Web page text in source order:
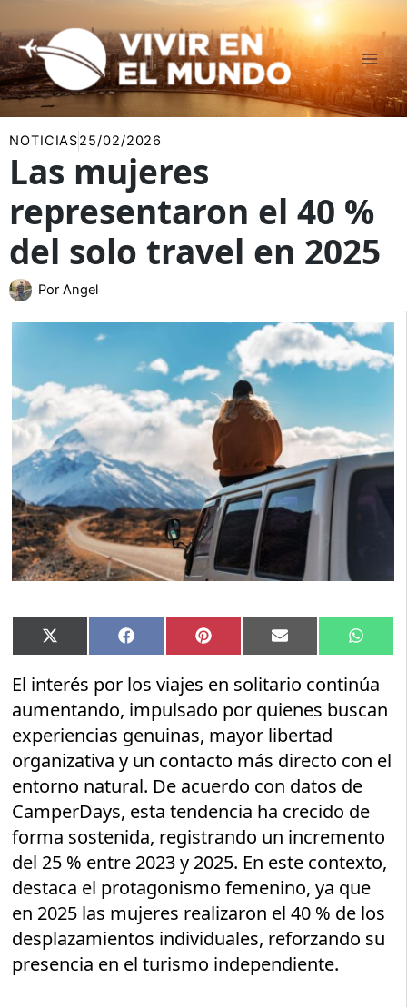
al
contenido
NOTICIAS25/02/2026
Las mujeres
representaron el 40 %
del solo travel en 2025
Por Angel
Compartir
en
X
(Twitter)
Compartir
en
Facebook Compartir
en
Pinterest Compartir
en
Email
en
El interés por los viajes en solitario continúa
aumentando, impulsado por quienes buscan
experiencias genuinas, mayor libertad
organizativa y un contacto más directo con el
entorno natural. De acuerdo con datos de
CamperDays, esta tendencia ha crecido de
forma sostenida, registrando un incremento
del 25 % entre 2023 y 2025. En este contexto,
destaca el protagonismo femenino, ya que
en 2025 las mujeres realizaron el 40 % de los
desplazamientos individuales, reforzando su
presencia en el turismo independiente.